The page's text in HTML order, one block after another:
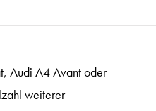
Audi A4 Avant oder
weiterer